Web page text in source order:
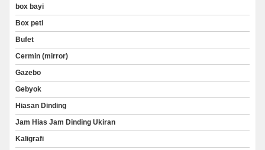
box bayi
Box peti
Bufet
Cermin (mirror)
Gazebo
Gebyok
Hiasan Dinding
Jam Hias Jam Dinding Ukiran
Kaligrafi